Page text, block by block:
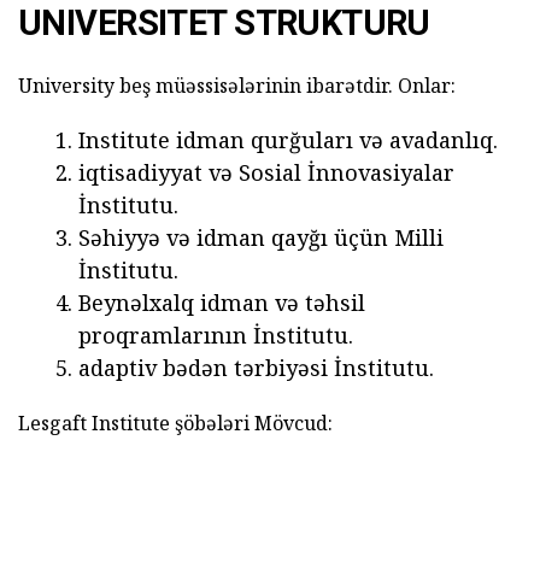
UNIVERSITET STRUKTURU
University beş müəssisələrinin ibarətdir. Onlar:
Institute idman qurğuları və avadanlıq.
iqtisadiyyat və Sosial İnnovasiyalar
İnstitutu.
Səhiyyə və idman qayğı üçün Milli
İnstitutu.
Beynəlxalq idman və təhsil
proqramlarının İnstitutu.
adaptiv bədən tərbiyəsi İnstitutu.
Lesgaft Institute şöbələri Mövcud: